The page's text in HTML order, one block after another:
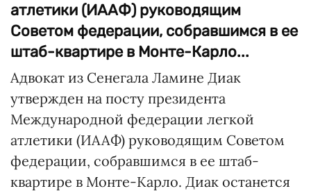
атлетики (ИААФ) руководящим
Советом федерации, собравшимся в ее
штаб-квартире в Монте-Карло...
Адвокат из Сенегала Ламине Диак
утвержден на посту президента
Международной федерации легкой
атлетики (ИААФ) руководящим Советом
федерации, собравшимся в ее штаб-
квартире в Монте-Карло. Диак останется